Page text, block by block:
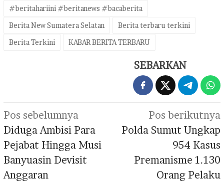
#beritahariini #beritanews #bacaberita
Berita New Sumatera Selatan
Berita terbaru terkini
Berita Terkini
KABAR BERITA TERBARU
SEBARKAN
Navigasi
pos
Pos sebelumnya
Diduga Ambisi Para
Pejabat Hingga Musi
Banyuasin Devisit
Anggaran
Pos berikutnya
Polda Sumut Ungkap
954 Kasus
Premanisme 1.130
Orang Pelaku